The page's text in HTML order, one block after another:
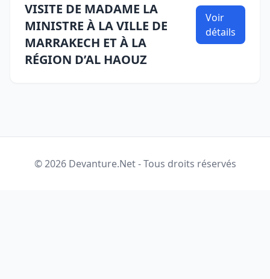
VISITE DE MADAME LA
MINISTRE À LA VILLE DE
MARRAKECH ET À LA
RÉGION D’AL HAOUZ
Voir
détails
© 2026 Devanture.Net - Tous droits réservés